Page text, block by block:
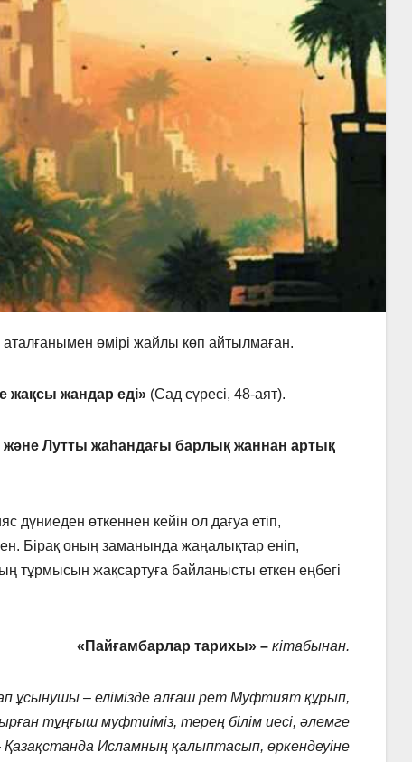
өмірі жайлы көп айтылмаған.
жақсы жандар еді» (Сад сүресі, 48-аят).
және Лутты жаһандағы барлық жаннан артық
дүниеден өткеннен кейін ол дағуа етіп,
Бірақ оның заманында жаңалықтар еніп,
тұрмысын жақсартуға байланысты еткен еңбегі
«Пайғамбарлар тарихы» –кітабынан.
ұсынушы – елімізде алғаш рет Муфтият құрып,
тұңғыш муфтиіміз, терең білім иесі, әлемге
Қазақстанда Исламның қалыптасып, өркендеуіне